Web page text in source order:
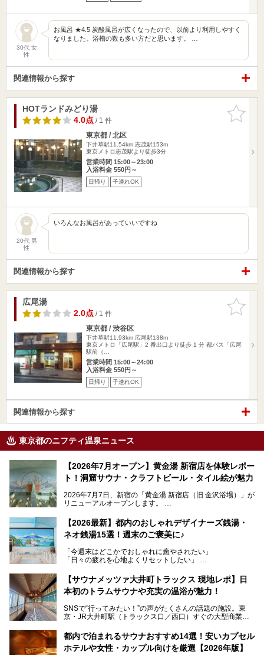
30代 女
性
お風呂 ★4.5 炭酸風呂が広くなったので、以前より利用しやすく
なりました。浴槽の数も多い方だと思います。 …
関連情報から探す
お気に入
りに追加
HOTランドみどり湯
4.0点/ 1 件
東京都 / 北区
下井草駅11.54km 志茂駅153m
東京メトロ志茂駅より徒歩3分
営業時間 15:00～23:00
入浴料金 550円～
日帰り 子連れOK
20代 男
性
いろんなお風呂があっていいですね
関連情報から探す
お気に入
りに追加
広尾湯
2.0点/ 1 件
東京都 / 渋谷区
下井草駅11.93km 広尾駅138m
東京メトロ「広尾駅」2 番出口より徒歩 1 分 都バス「広尾
駅前（…
営業時間 15:00～24:00
入浴料金 550円～
日帰り 子連れOK
関連情報から探す
東京都のニフティ温泉ニュース
【2026年7月オープン】黄金湯 新宿店を体験レポー
ト！洞窟サウナ・クラフトビール・タイル絵が魅力
2026年7月7日、新宿の「黄金湯 新宿店（旧 金沢浴場）」が
リニューアルオープンします。
レトロでノスタルジックなタイル絵はそのまま、昔からここ
を知る地元の人にも、新しく足を運んでくれる人にも愛され
る、今の時代の"銭湯"として生まれ変わりました。洞窟のよ
ビアバーなど、新しく登場したスポットも併せて紹介しま
す。充実した設備があるのに、基本の入浴料が銭湯価格の5
【2026最新】都内のおしゃれデザイナーズ銭湯・
ネオ銭湯15選！週末のご褒美に♪
「今週末はどこかでおしゃれに癒やされたい」
「日々の疲れを心地よくリセットしたい」
となっている新しいスタイルの銭湯です。
最近、SNSやメディアで「デザイナーズ銭湯」や「ネオ銭
本記事では、そもそもこれらがどんな銭湯なのか、その気に
いおしゃれな名店15選を、おすすめの順番で一挙にご紹介
します。
【サウナメッツァ大井町トラックス 現地レポ】日
本初のトラムサウナや充実の温浴が魅力！
SNSで“行ってみたい！”の声がたくさんの話題の施設。東
京・JR大井町駅（トラックス口／西口）すぐの大型商業施
ツァ大井町トラックス」がニューオープン。施設の様子をレ
ポ―トします。
都内で泊まれるサウナおすすめ14選！安いカプセル
ホテルや女性・カップル向けを厳選【2026年版】